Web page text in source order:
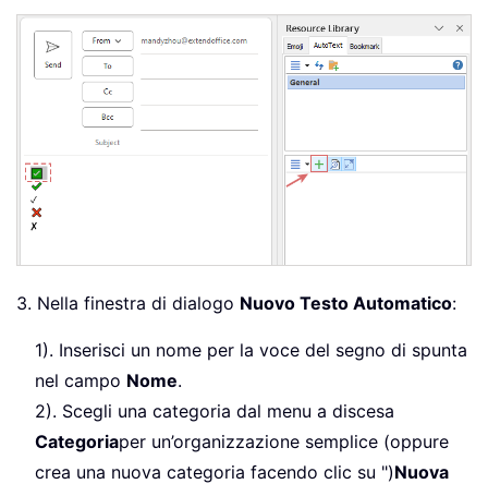
3. Nella finestra di dialogo Nuovo Testo Automatico:
1). Inserisci un nome per la voce del segno di spunta
nel campo Nome.
2). Scegli una categoria dal menu a discesa
Categoriaper un’organizzazione semplice (oppure
crea una nuova categoria facendo clic su ")Nuova